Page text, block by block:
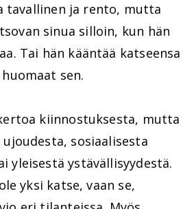
tavallinen ja rento, mutta
sinua silloin, kun hän
Tai hän kääntää katseensa
sen.
kiinnostuksesta, mutta
sosiaalisesta
yleisestä ystävällisyydestä.
yksi katse, vaan se,